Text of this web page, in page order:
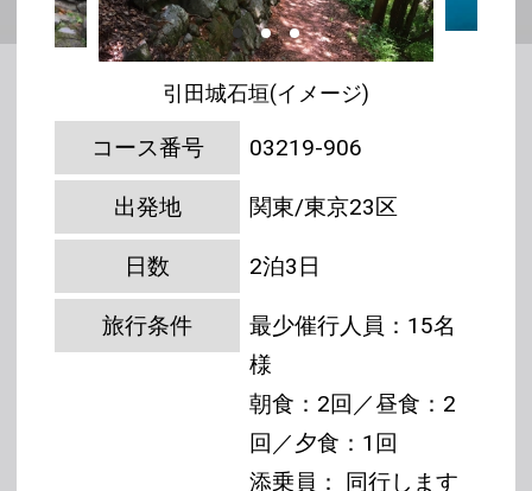
引田城石垣(イメージ)
コース番号 03219-906
出発地 関東/東京23区
日数 2泊3日
旅行条件
最少催行人員：15名
様
朝食：2回／昼食：2
回／夕食：1回
添乗員： 同行します